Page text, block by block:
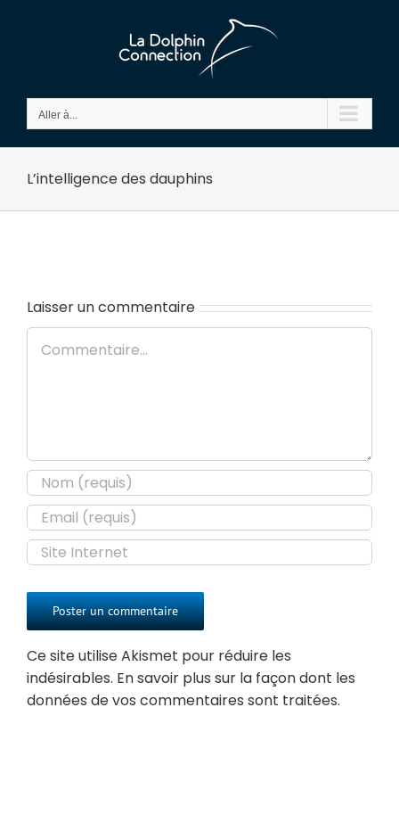
Aller à...
L’intelligence des dauphins
Laisser un commentaire
Commentaire
Ce site utilise Akismet pour réduire les
indésirables. En savoir plus sur la façon dont les
données de vos commentaires sont traitées.